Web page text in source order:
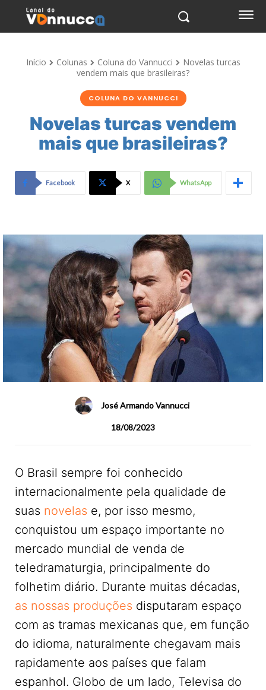
Início Colunas Coluna do Vannucci
Novelas turcas
vendem mais que brasileiras?
COLUNA DO VANNUCCI
Novelas turcas vendem
mais que brasileiras?
Facebook X WhatsApp
José Armando Vannucci
18/08/2023
O Brasil sempre foi conhecido
internacionalmente pela qualidade de
suas novelas e, por isso mesmo,
conquistou um espaço importante no
mercado mundial de venda de
teledramaturgia, principalmente do
folhetim diário. Durante muitas décadas,
as nossas produções disputaram espaço
com as tramas mexicanas que, em função
do idioma, naturalmente chegavam mais
rapidamente aos países que falam
espanhol. Globo de um lado, Televisa do